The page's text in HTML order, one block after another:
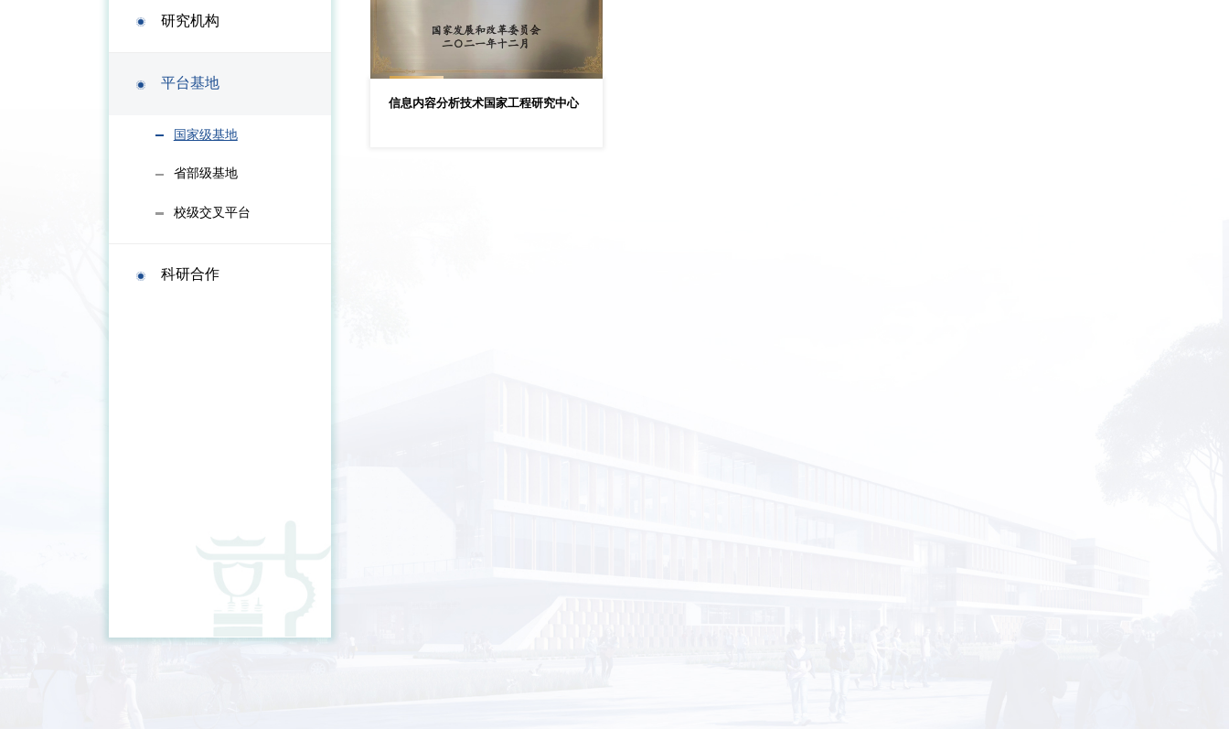
研究机构
平台基地
国家级基地
省部级基地
校级交叉平台
科研合作
信息内容分析技术国家工程研究中心